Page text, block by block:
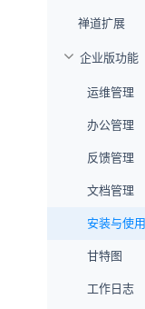
禅道扩展
企业版功能
运维管理
办公管理
反馈管理
文档管理
安装与使用
甘特图
工作日志